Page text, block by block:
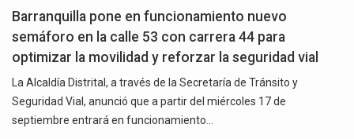
Barranquilla pone en funcionamiento nuevo
semáforo en la calle 53 con carrera 44 para
optimizar la movilidad y reforzar la seguridad vial
La Alcaldía Distrital, a través de la Secretaría de Tránsito y
Seguridad Vial, anunció que a partir del miércoles 17 de
septiembre entrará en funcionamiento…